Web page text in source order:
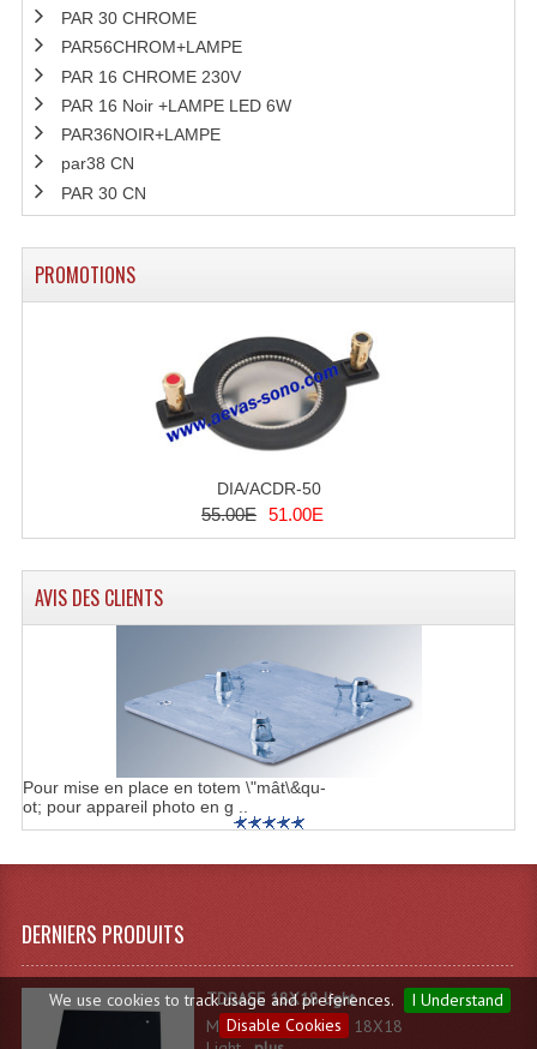
We use cookies to track usage and preferences.
I Understand
Disable Cookies
PAR 30 CHROME
PAR56CHROM+LAMPE
PAR 16 CHROME 230V
PAR 16 Noir +LAMPE LED 6W
PAR36NOIR+LAMPE
par38 CN
PAR 30 CN
PROMOTIONS
DIA/ACDR-50
55.00E 51.00E
AVIS DES CLIENTS
Pour mise en place en totem \"mât\&qu-
ot; pour appareil photo en g ..
DERNIERS PRODUITS
TDBASE 18X18 light
Mobil truss TDBASE 18X18